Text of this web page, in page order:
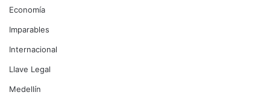
Economía
Imparables
Internacional
Llave Legal
Medellín